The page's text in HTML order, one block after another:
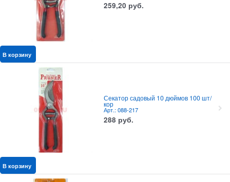
259,20 руб.
В корзину
Секатор садовый 10 дюймов 100 шт/
кор
Арт.: 088-217
288 руб.
В корзину